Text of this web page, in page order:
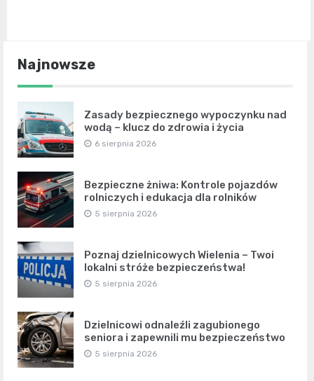
Najnowsze
Zasady bezpiecznego wypoczynku nad
wodą – klucz do zdrowia i życia
6 sierpnia 2026
Bezpieczne żniwa: Kontrole pojazdów
rolniczych i edukacja dla rolników
5 sierpnia 2026
Poznaj dzielnicowych Wielenia – Twoi
lokalni stróże bezpieczeństwa!
5 sierpnia 2026
Dzielnicowi odnaleźli zagubionego
seniora i zapewnili mu bezpieczeństwo
5 sierpnia 2026